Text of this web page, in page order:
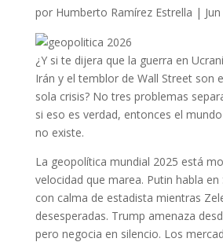
por Humberto Ramírez Estrella |
¿Y si te dijera que la guerra en
Irán y el temblor de Wall Street son
sola crisis? No tres problemas
si eso es verdad, entonces el
no existe.
La geopolítica mundial 2025 está
velocidad que marea. Putin habla en
con calma de estadista mientras
desesperadas. Trump amenaza
pero negocia en silencio. Los